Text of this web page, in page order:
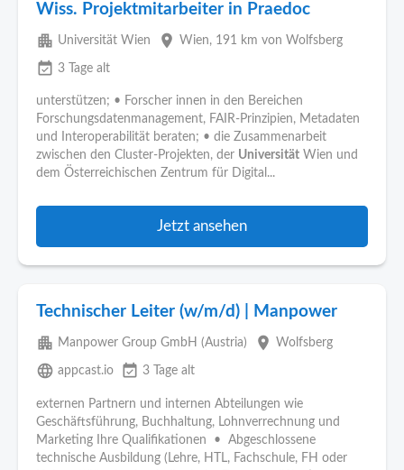
Wiss. Projektmitarbeiter in Praedoc
apartment Universität Wien place Wien, 191 km von Wolfsberg
event_available 3 Tage alt
unterstützen; • Forscher innen in den Bereichen
Forschungsdatenmanagement, FAIR-Prinzipien, Metadaten
und Interoperabilität beraten; • die Zusammenarbeit
zwischen den Cluster-Projekten, der Universität Wien und
dem Österreichischen Zentrum für Digital...
Jetzt ansehen
Technischer Leiter (w/m/d) | Manpower
apartment Manpower Group GmbH (Austria) place Wolfsberg
language appcast.io event_available 3 Tage alt
externen Partnern und internen Abteilungen wie
Geschäftsführung, Buchhaltung, Lohnverrechnung und
Marketing Ihre Qualifikationen • Abgeschlossene
technische Ausbildung (Lehre, HTL, Fachschule, FH oder